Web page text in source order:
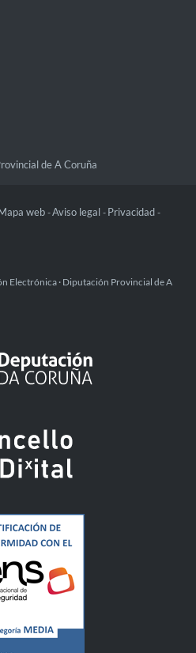
de A Coruña
web -Aviso legal - Privacidad -
Electrónica · Diputación Provincial de A